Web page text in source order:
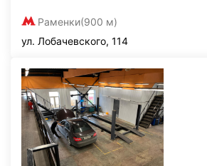
Раменки(900 м)
ул. Лобачевского, 114